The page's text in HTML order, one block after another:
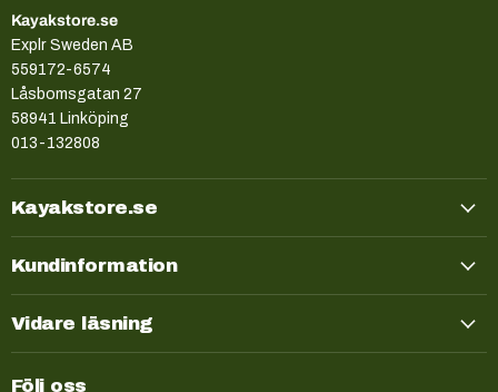
Kayakstore.se
Explr Sweden AB
559172-6574
Låsbomsgatan 27
58941 Linköping
013-132808
Kayakstore.se
Kundinformation
Vidare läsning
Följ oss